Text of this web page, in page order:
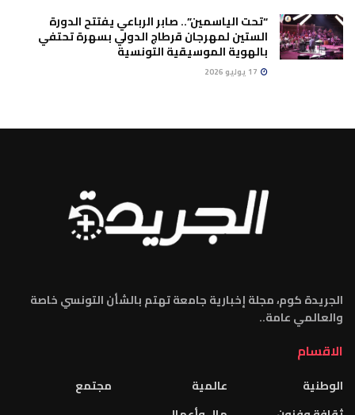
“تحت الياسمين”.. صابر الرباعي يفتتح الدورة
الستين لمهرجان قرطاج الدولي بسهرة تحتفي
بالهوية الموسيقية التونسية
الجريدة كوم، مجلة إخبارية جامعة تهتم بالشأن التونسي خاصة
والعالمي عامة..
الاقسام
الوطنية
عالمية
مجتمع